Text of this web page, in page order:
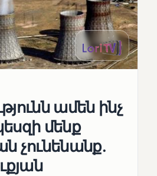
ամեն ինչ
մենք
չունենանք․